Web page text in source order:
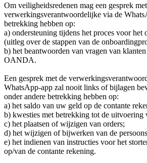
Om veiligheidsredenen mag een gesprek
verwerkingsverantwoordelijke via de
betrekking hebben op:
a) ondersteuning tijdens het proces voor het
(uitleg over de stappen van de
b) het beantwoorden van vragen van
OANDA.
Een gesprek met de
WhatsApp-app zal nooit links of bijlagen
onder andere betrekking hebben op:
a) het saldo van uw geld op de contante
b) kwesties met betrekking tot de uitvoering
c) het plaatsen of wijzigen van orders;
d) het wijzigen of bijwerken van de
e) het indienen van instructies voor het
op/van de contante rekening.